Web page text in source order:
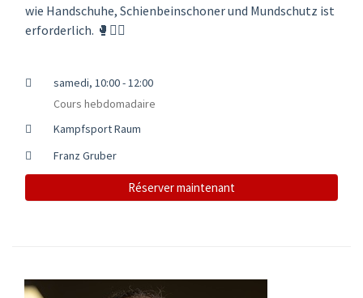
wie Handschuhe, Schienbeinschoner und Mundschutz ist
erforderlich. 🥊🤼‍♂️
samedi, 10:00 - 12:00
Cours hebdomadaire
Kampfsport Raum
Franz Gruber
Réserver maintenant